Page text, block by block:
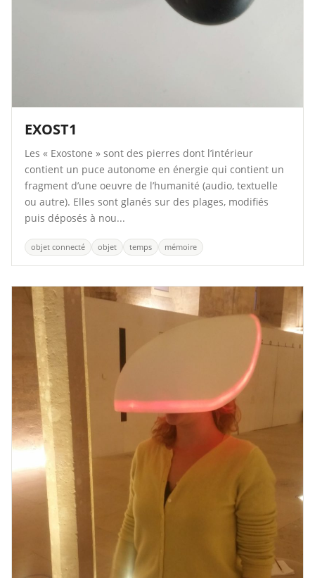
EXOST1
Les « Exostone » sont des pierres dont l’intérieur
contient un puce autonome en énergie qui contient un
fragment d’une oeuvre de l’humanité (audio, textuelle
ou autre). Elles sont glanés sur des plages, modifiés
puis déposés à nou...
objet connecté objet temps mémoire